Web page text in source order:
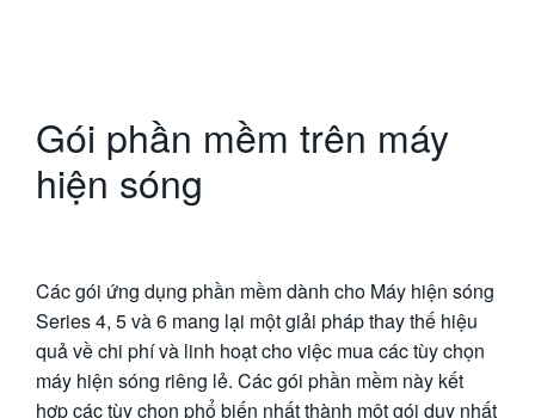
Gói phần mềm trên máy
hiện sóng
Các gói ứng dụng phần mềm dành cho Máy hiện sóng
Series 4, 5 và 6 mang lại một giải pháp thay thế hiệu
quả về chi phí và linh hoạt cho việc mua các tùy chọn
máy hiện sóng riêng lẻ. Các gói phần mềm này kết
hợp các tùy chọn phổ biến nhất thành một gói duy nhất